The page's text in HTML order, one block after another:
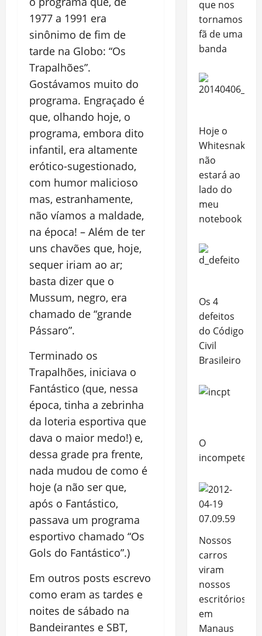
1977 a 1991 era
sinônimo de fim de
tarde na Globo: “Os
Trapalhões”.
Gostávamos muito do
programa. Engraçado é
que, olhando hoje, o
programa, embora dito
infantil, era altamente
erótico-sugestionado,
com humor malicioso
mas, estranhamente,
não víamos a maldade,
na época! – Além de ter
uns chavões que, hoje,
sequer iriam ao ar;
basta dizer que o
Mussum, negro, era
chamado de “grande
Pássaro”.
Terminado os
Trapalhões, iniciava o
Fantástico (que, nessa
época, tinha a zebrinha
da loteria esportiva que
dava o maior medo!) e,
dessa grade pra frente,
nada mudou de como é
hoje (a não ser que,
após o Fantástico,
passava um programa
esportivo chamado “Os
Gols do Fantástico”.)
Em outros posts escrevo
como eram as tardes e
noites de sábado na
Bandeirantes e SBT,
que nos
tornamos
fã de uma
banda
Hoje o
Whitesnake
não
estará ao
lado do
meu
notebook
Os 4
defeitos
do Código
Civil
Brasileiro
O
incompetente
Nossos
carros
viram
nossos
escritórios,
em
Manaus